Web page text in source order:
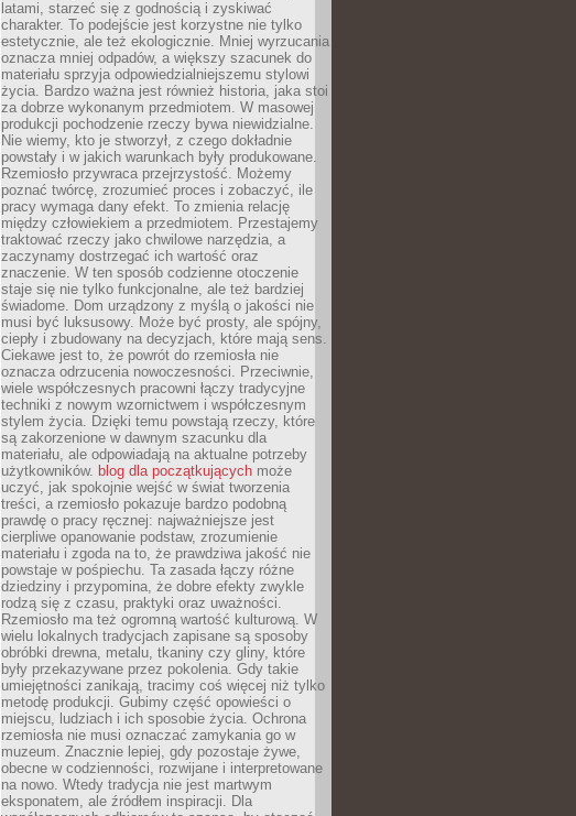
latami, starzeć się z godnością i zyskiwać
charakter. To podejście jest korzystne nie tylko
estetycznie, ale też ekologicznie. Mniej wyrzucania
oznacza mniej odpadów, a większy szacunek do
materiału sprzyja odpowiedzialniejszemu stylowi
życia. Bardzo ważna jest również historia, jaka stoi
za dobrze wykonanym przedmiotem. W masowej
produkcji pochodzenie rzeczy bywa niewidzialne.
Nie wiemy, kto je stworzył, z czego dokładnie
powstały i w jakich warunkach były produkowane.
Rzemiosło przywraca przejrzystość. Możemy
poznać twórcę, zrozumieć proces i zobaczyć, ile
pracy wymaga dany efekt. To zmienia relację
między człowiekiem a przedmiotem. Przestajemy
traktować rzeczy jako chwilowe narzędzia, a
zaczynamy dostrzegać ich wartość oraz
znaczenie. W ten sposób codzienne otoczenie
staje się nie tylko funkcjonalne, ale też bardziej
świadome. Dom urządzony z myślą o jakości nie
musi być luksusowy. Może być prosty, ale spójny,
ciepły i zbudowany na decyzjach, które mają sens.
Ciekawe jest to, że powrót do rzemiosła nie
oznacza odrzucenia nowoczesności. Przeciwnie,
wiele współczesnych pracowni łączy tradycyjne
techniki z nowym wzornictwem i współczesnym
stylem życia. Dzięki temu powstają rzeczy, które
są zakorzenione w dawnym szacunku dla
materiału, ale odpowiadają na aktualne potrzeby
użytkowników. blog dla początkujących może
uczyć, jak spokojnie wejść w świat tworzenia
treści, a rzemiosło pokazuje bardzo podobną
prawdę o pracy ręcznej: najważniejsze jest
cierpliwe opanowanie podstaw, zrozumienie
materiału i zgoda na to, że prawdziwa jakość nie
powstaje w pośpiechu. Ta zasada łączy różne
dziedziny i przypomina, że dobre efekty zwykle
rodzą się z czasu, praktyki oraz uważności.
Rzemiosło ma też ogromną wartość kulturową. W
wielu lokalnych tradycjach zapisane są sposoby
obróbki drewna, metalu, tkaniny czy gliny, które
były przekazywane przez pokolenia. Gdy takie
umiejętności zanikają, tracimy coś więcej niż tylko
metodę produkcji. Gubimy część opowieści o
miejscu, ludziach i ich sposobie życia. Ochrona
rzemiosła nie musi oznaczać zamykania go w
muzeum. Znacznie lepiej, gdy pozostaje żywe,
obecne w codzienności, rozwijane i interpretowane
na nowo. Wtedy tradycja nie jest martwym
eksponatem, ale źródłem inspiracji. Dla